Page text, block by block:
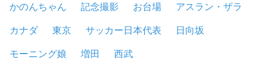
かのんちゃん
記念撮影 お台場
アスラン・ザラ
カナダ
東京 サッカー日本代表
日向坂
モーニング娘
増田 西武